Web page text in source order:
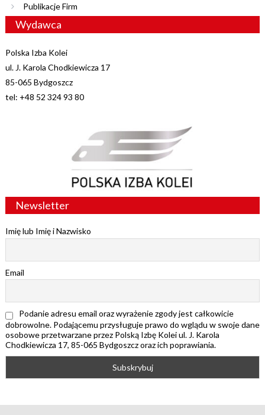
Publikacje Firm
Wydawca
Polska Izba Kolei
ul. J. Karola Chodkiewicza 17
85-065 Bydgoszcz
tel: +48 52 324 93 80
Newsletter
Imię lub Imię i Nazwisko
Email
Podanie adresu email oraz wyrażenie zgody jest całkowicie
dobrowolne. Podającemu przysługuje prawo do wglądu w swoje dane
osobowe przetwarzane przez Polską Izbę Kolei ul. J. Karola
Chodkiewicza 17, 85-065 Bydgoszcz oraz ich poprawiania.